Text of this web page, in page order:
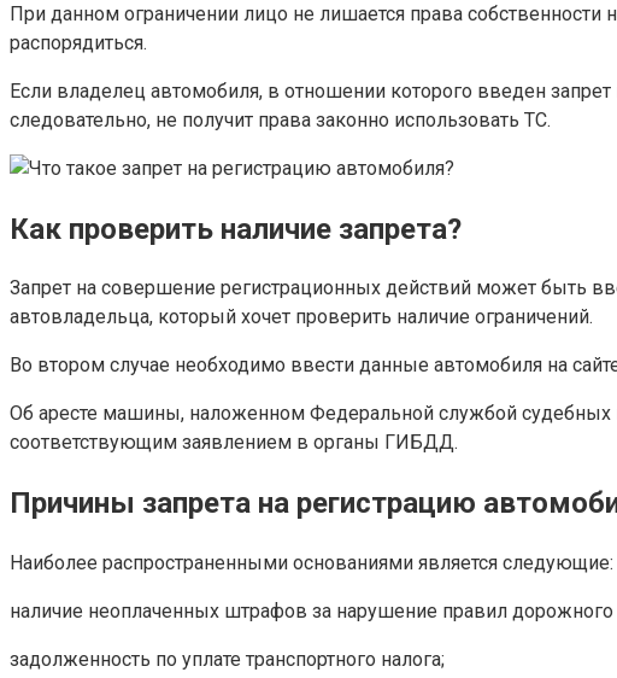
При данном ограничении лицо не лишается права
распорядиться.
Если владелец автомобиля, в отношении которого введен
следовательно, не получит права законно использовать ТС.
Как проверить наличие запрета?
Запрет на совершение регистрационных действий может быть
автовладельца, который хочет проверить наличие ограничений.
Во втором случае необходимо ввести данные автомобиля на
Об аресте машины, наложенном Федеральной службой судебных
соответствующим заявлением в органы ГИБДД.
Причины запрета на регистрацию
Наиболее распространенными основаниями является следующие:
наличие неоплаченных штрафов за нарушение правил
задолженность по уплате транспортного налога;